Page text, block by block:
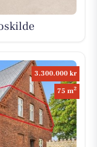
3.300.000 kr
75 m2